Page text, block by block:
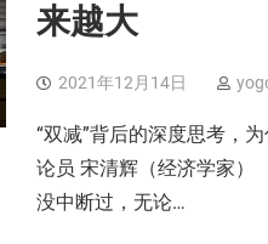
来越大
2021年12月14日
“双减”背后的深度思考，
论员 宋清辉（经济学家
没中断过，无论…